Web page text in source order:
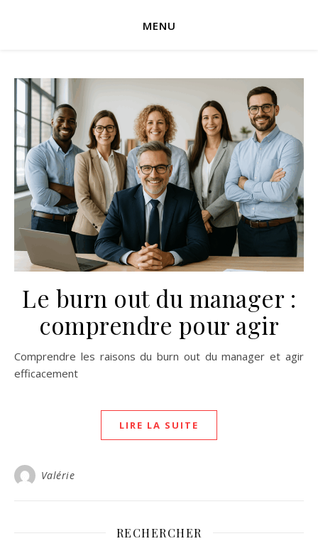
MENU
Le burn out du manager :
comprendre pour agir
Comprendre les raisons du burn out du manager et agir
efficacement
LIRE LA SUITE
Valérie
RECHERCHER